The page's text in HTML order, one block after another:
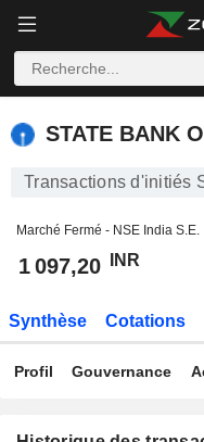
STATE BANK OF
STATE BANK
Transactions d'initiés
Marché Fermé - NSE India S.E.
1 097,20 INR
Synthèse Cotations
Profil Gouvernance